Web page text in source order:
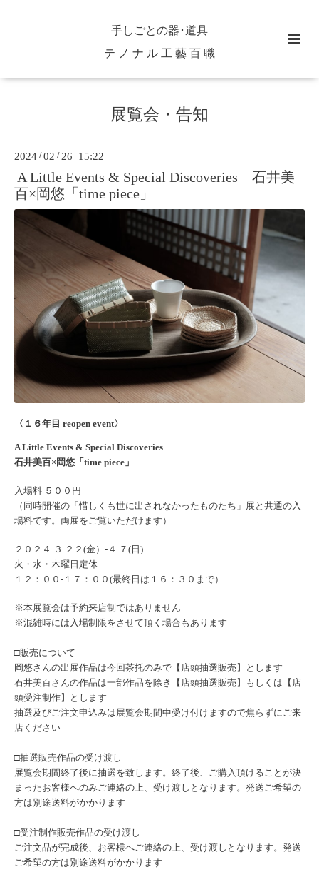
手しごとの器･道具
テ ノ ナ ル 工 藝 百 職
展覧会・告知
2024 /02 / 26 15:22
A Little Events & Special Discoveries 石井美
百×岡悠「time piece」
〈１６年目 reopen event〉
A Little Events & Special Discoveries
石井美百×岡悠「time piece」
入場料 ５００円
（同時開催の「惜しくも世に出されなかったものたち」展と共通の入
場料です。両展をご覧いただけます）
２０２４.３.２２(金）‐４.７(日)
火・水・木曜日定休
１２：００‐１７：００(最終日は１６：３０まで）
※本展覧会は予約来店制ではありません
※混雑時には入場制限をさせて頂く場合もあります
□販売について
岡悠さんの出展作品は今回茶托のみで【店頭抽選販売】とします
石井美百さんの作品は一部作品を除き【店頭抽選販売】もしくは【店
頭受注制作】とします
抽選及びご注文申込みは展覧会期間中受け付けますので焦らずにご来
店ください
□抽選販売作品の受け渡し
展覧会期間終了後に抽選を致します。終了後、ご購入頂けることが決
まったお客様へのみご連絡の上、受け渡しとなります。発送ご希望の
方は別途送料がかかります
□受注制作販売作品の受け渡し
ご注文品が完成後、お客様へご連絡の上、受け渡しとなります。発送
ご希望の方は別途送料がかかります